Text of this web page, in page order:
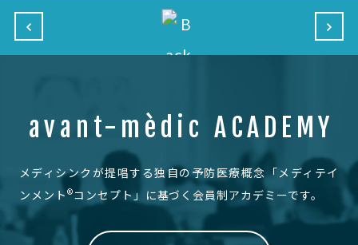
avant-mèdic ACADEMY
メディシンクが提唱する独自の予防医療概念 「メディテイ
ンメント ®コンセプト」に基づく会員制アカデミーです。